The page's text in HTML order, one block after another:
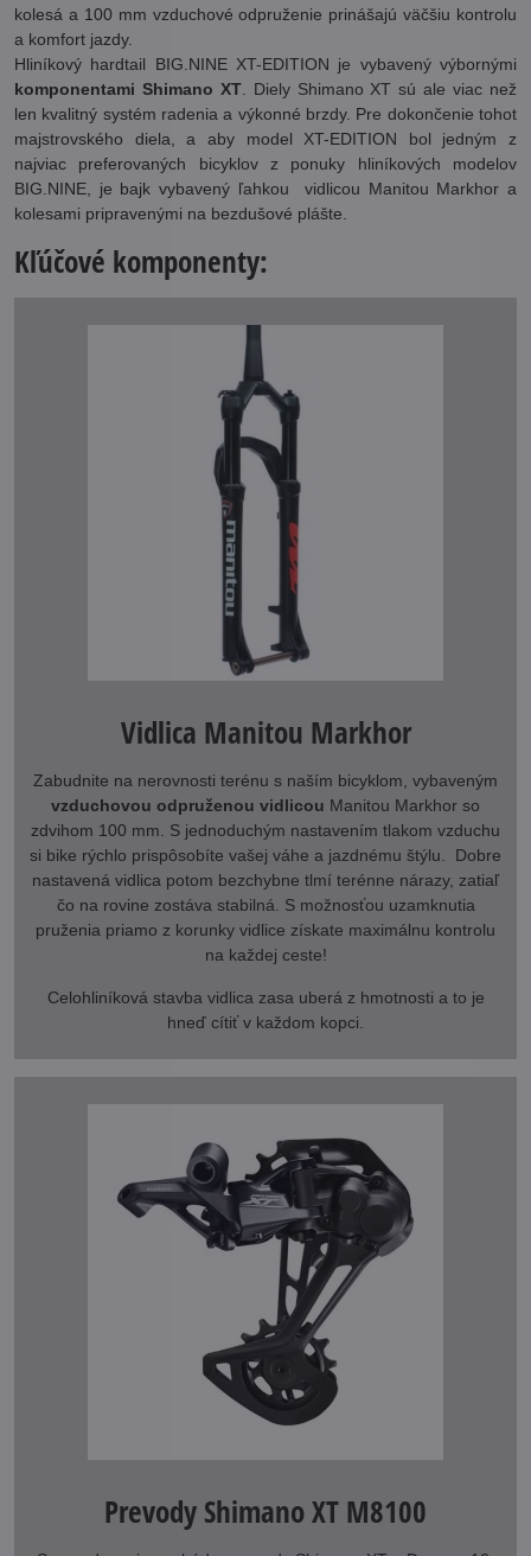
kolesá a 100 mm vzduchové odpruženie prinášajú väčšiu kontrolu
a komfort jazdy.
Hliníkový hardtail BIG.NINE XT-EDITION je vybavený výbornými
komponentami Shimano XT. Diely Shimano XT sú ale viac než
len kvalitný systém radenia a výkonné brzdy. Pre dokončenie tohot
majstrovského diela, a aby model XT-EDITION bol jedným z
najviac preferovaných bicyklov z ponuky hliníkových modelov
BIG.NINE, je bajk vybavený ľahkou vidlicou Manitou Markhor a
kolesami pripravenými na bezdušové plášte.
Kľúčové komponenty:
Vidlica Manitou Markhor
Zabudnite na nerovnosti terénu s naším bicyklom, vybaveným
vzduchovou odpruženou vidlicou Manitou Markhor so
zdvihom 100 mm. S jednoduchým nastavením tlakom vzduchu
si bike rýchlo prispôsobíte vašej váhe a jazdnému štýlu. Dobre
nastavená vidlica potom bezchybne tlmí terénne nárazy, zatiaľ
čo na rovine zostáva stabilná. S možnosťou uzamknutia
pruženia priamo z korunky vidlice získate maximálnu kontrolu
na každej ceste!
Celohliníková stavba vidlica zasa uberá z hmotnosti a to je
hneď cítiť v každom kopci.
Prevody Shimano XT M8100